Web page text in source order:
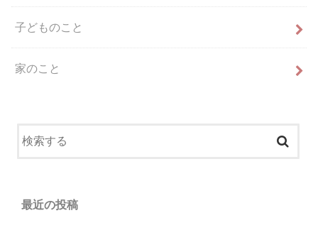
子どものこと
家のこと
最近の投稿